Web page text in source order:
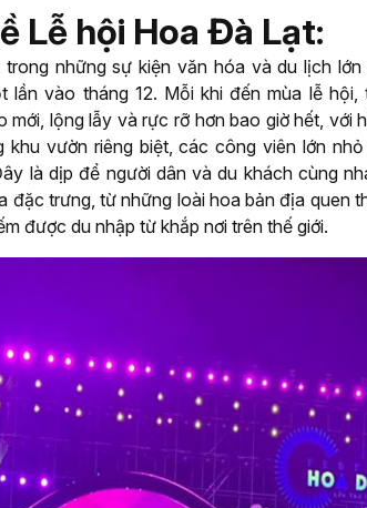
Lễ hội Hoa Đà Lạt:
những sự kiện văn hóa và du lịch
lần vào tháng 12. Mỗi khi đến mùa lễ
mới, lộng lẫy và rực rỡ hơn bao giờ hết, với
khu vườn riêng biệt, các công viên lớn
là dịp để người dân và du khách cùng
đặc trưng, từ những loài hoa bản địa quen
được du nhập từ khắp nơi trên thế giới.